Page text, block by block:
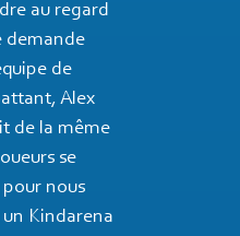
au regard
demande
de
Alex
de la même
se
nous
Kindarena